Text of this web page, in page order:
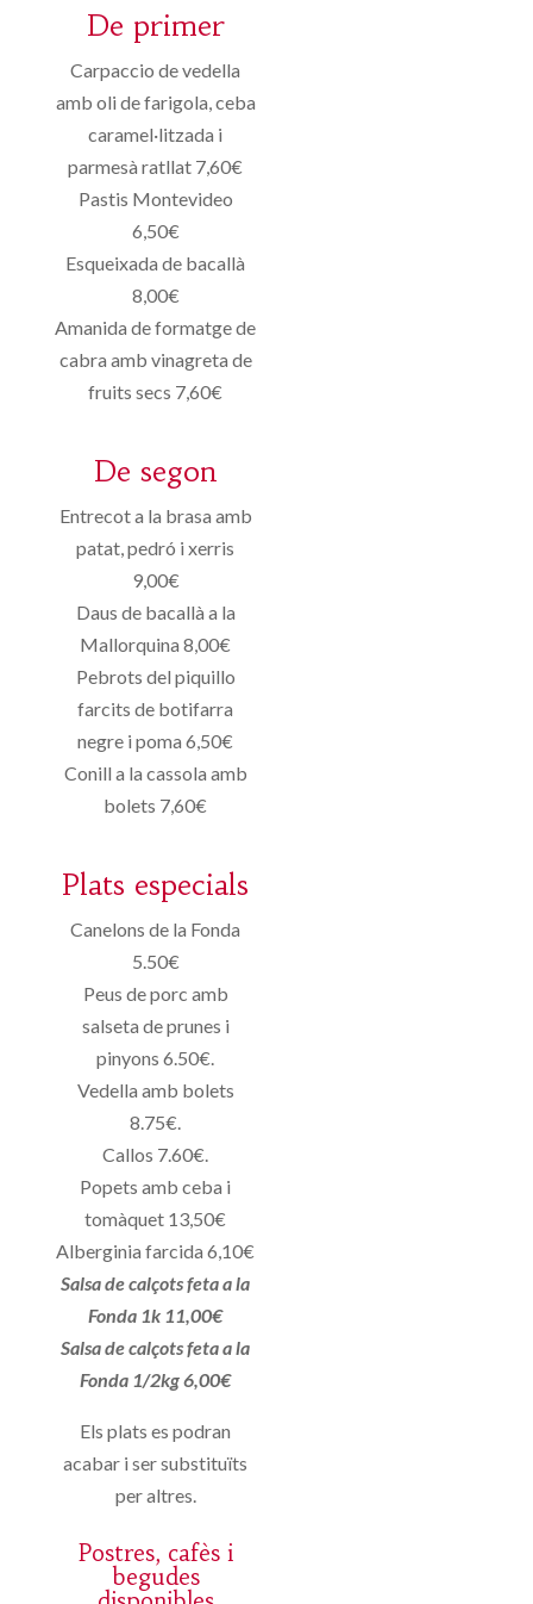
De primer
Carpaccio de vedella
amb oli de farigola, ceba
caramel·litzada i
parmesà ratllat 7,60€
Pastis Montevideo
6,50€
Esqueixada de bacallà
8,00€
Amanida de formatge de
cabra amb vinagreta de
fruits secs 7,60€
De segon
Entrecot a la brasa amb
patat, pedró i xerris
9,00€
Daus de bacallà a la
Mallorquina 8,00€
Pebrots del piquillo
farcits de botifarra
negre i poma 6,50€
Conill a la cassola amb
bolets 7,60€
Plats especials
Canelons de la Fonda
5.50€
Peus de porc amb
salseta de prunes i
pinyons 6.50€.
Vedella amb bolets
8.75€.
Callos 7.60€.
Popets amb ceba i
tomàquet 13,50€
Alberginia farcida 6,10€
Salsa de calçots feta a la
Fonda 1k 11,00€
Salsa de calçots feta a la
Fonda 1/2kg 6,00€
Els plats es podran
acabar i ser substituïts
per altres.
Postres, cafès i
begudes